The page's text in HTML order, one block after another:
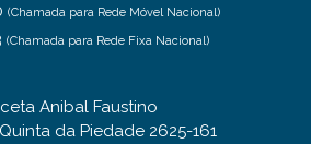
(Chamada para Rede Móvel Nacional)
(Chamada para Rede Fixa Nacional)
Anibal Faustino
da Piedade 2625-161